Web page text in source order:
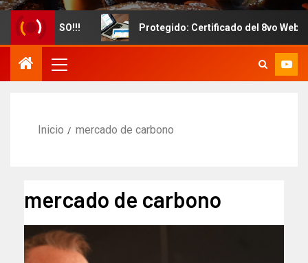
CURSO!!! Protegido: Certificado del 8vo Webinar
Inicio mercado de carbono
mercado de carbono